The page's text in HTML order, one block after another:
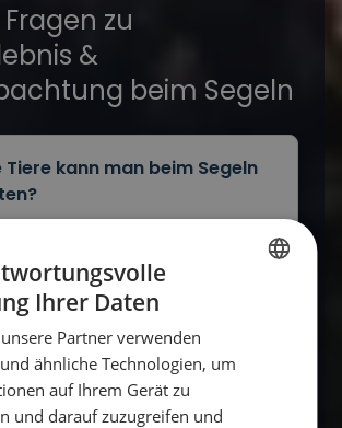
zu
&
beim Segeln
Tiere kann man beim Segeln
die besten Chancen auf
eine nachhaltige Art zu
Ihrer Daten
Partner verwenden
ähnliche Technologien, um
auf Ihrem Gerät zu
und darauf zuzugreifen und